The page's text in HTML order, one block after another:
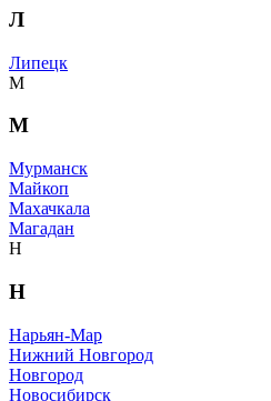
Л
Липецк
М
М
Мурманск
Майкоп
Махачкала
Магадан
Н
Н
Нарьян-Мар
Нижний Новгород
Новгород
Новосибирск